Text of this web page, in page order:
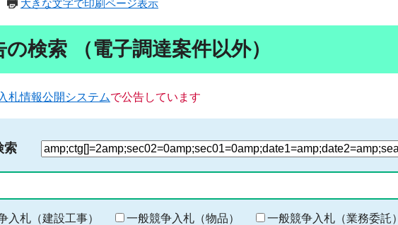
大きな文字で印刷ページ表示
の検索 （電子調達案件以外）
入札情報公開システムで公告しています
索
検
る
キ
入札（建設工事） 一般競争入札（物品）
一般競争入札（業務委託）